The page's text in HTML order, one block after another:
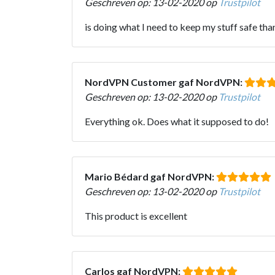
is doing what I need to keep my stuff safe
NordVPN Customer gaf NordVPN:
Geschreven op: 13-02-2020 op Trustpilot
Everything ok. Does what it supposed to do!
Mario Bédard gaf NordVPN:
Geschreven op: 13-02-2020 op Trustpilot
This product is excellent
Carlos gaf NordVPN: